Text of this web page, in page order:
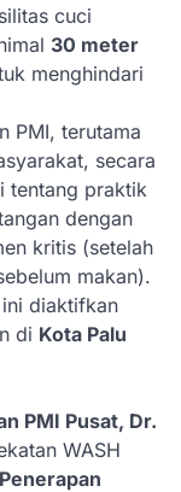
cuci
30 meter
menghindari
PMI, terutama
secara
tentang praktik
dengan
kritis (setelah
makan).
ini diaktifkan
di Kota Palu
PMI Pusat, Dr.
WASH
Penerapan